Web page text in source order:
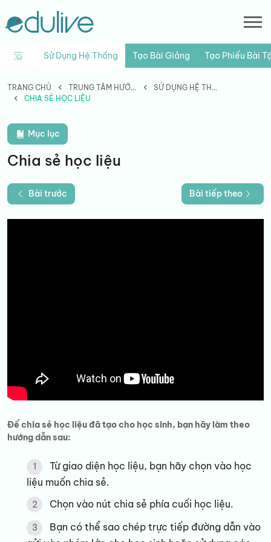
Sử Dụng Hệ Thống Tạo Bài Giảng Tạo Phiếu Bài
TRANG CHỦ TRUNG TÂM HƯỚNG DẪN
SỬ DỤNG HỆ THỐNG
CHIA SẺ HỌC LIỆU
Mục lục
Chia sẻ học liệu
Bài trước Bài tiếp theo
Để chia sẻ học liệu đã tạo cho học sinh, bạn hãy làm theo
hướng dẫn sau:
Từ giao diện học liệu, bạn hãy chọn vào học
liệu muốn chia sẻ.
Chọn vào nút chia sẻ phía cuối học liệu.
Bạn có thể sao chép trực tiếp đường dẫn vào